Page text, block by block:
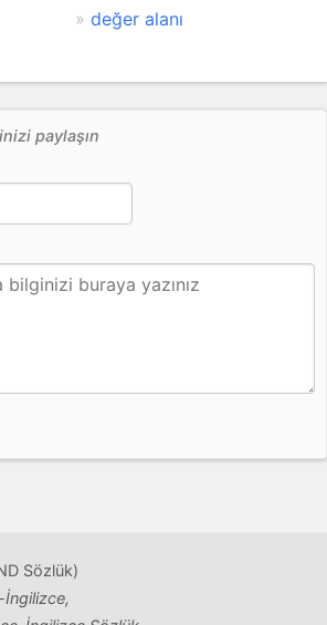
değer alanı
paylaşın
Sözlük)
İngilizce,